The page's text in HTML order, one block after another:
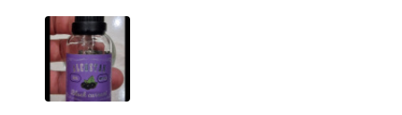
ненавящивый, вмеру, и главное, чтоб настоялось,
отдохнуло!!!